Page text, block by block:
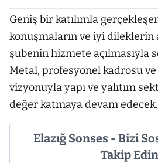
Geniş bir katılımla
konuşmaların ve iyi dileklerin
şubenin hizmete açılmasıyla
Metal, profesyonel kadrosu
vizyonuyla yapı ve yalıtım
değer katmaya devam edecek.
Elazığ Sonses - Bizi
Takip